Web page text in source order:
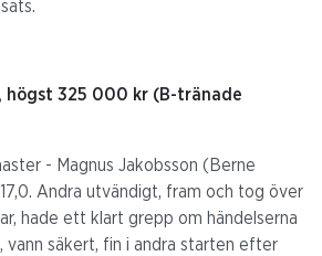
högst 325 000 kr (B-tränade
- Magnus Jakobsson (Berne
Andra utvändigt, fram och tog över
hade ett klart grepp om händelserna
vann säkert, fin i andra starten efter